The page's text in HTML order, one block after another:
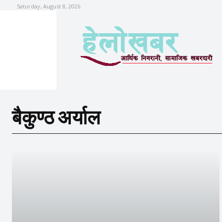
Saturday, August 8, 2026
बैकुण्ठ अर्याल